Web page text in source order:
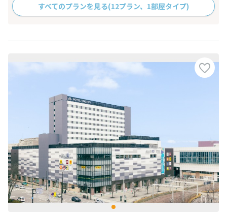
すべてのプランを見る(12プラン、1部屋タイプ)